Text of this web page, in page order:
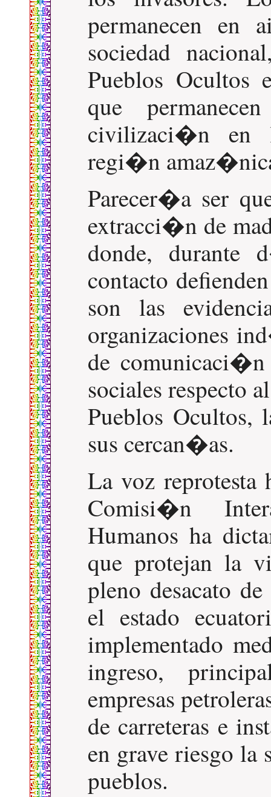
permanecen en
sociedad
Pueblos
que
civilizaci�n
regi�n
Parecer�a ser
extracci�n de
donde, durante
contacto
son las
organizaciones
de comunicaci�n
sociales respecto
Pueblos Ocultos,
sus cercan�as.
La voz
Comisi�n
Humanos ha
que protejan la
pleno desacato
el estado
implementado
ingreso,
empresas
de carreteras e
en grave riesgo la
pueblos.